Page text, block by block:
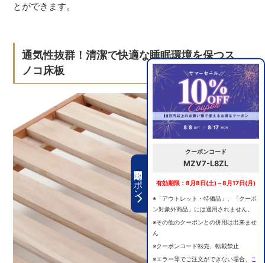
期間限定クーポン
クーポンコード
MZV7-L8ZL
有効期限：8月8日(土)～8月17日(月)
※「アウトレット・特価品」、「クーポ
ン対象外商品」には適用されません。
※その他のクーポンとの併用は出来ませ
ん
※クーポンコード転売、転載禁止
※エラー等でご注文ができない場合、
こ
とができます。
通気性抜群！清潔で快適な睡眠環境を保つス
ノコ床板